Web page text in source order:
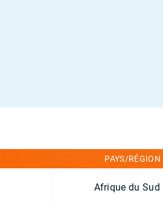
PAYS/RÉGION
Afrique du Sud